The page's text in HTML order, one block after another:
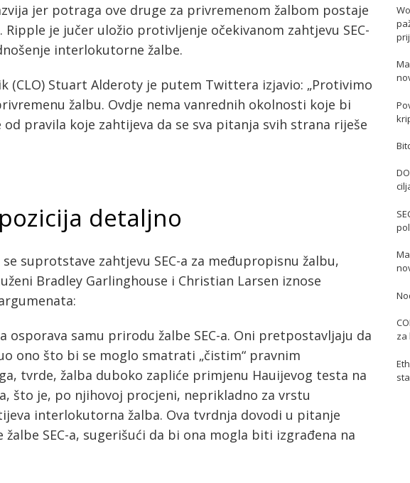
jer potraga ove druge za privremenom žalbom postaje
Ripple je jučer uložio protivljenje očekivanom zahtjevu SEC-
interlokutorne žalbe.
(CLO) Stuart Alderoty je putem Twittera izjavio: „Protivimo
žalbu. Ovdje nema vanrednih okolnosti koje bi
pravila koje zahtijeva da se sva pitanja svih strana riješe
detaljno
suprotstave zahtjevu SEC-a za međupropisnu žalbu,
Bradley Garlinghouse i Christian Larsen iznose
osporava samu prirodu žalbe SEC-a. Oni pretpostavljaju da
ono što bi se moglo smatrati „čistim“ pravnim
tvrde, žalba duboko zapliće primjenu Hauijevog testa na
što je, po njihovoj procjeni, neprikladno za vrstu
interlokutorna žalba. Ova tvrdnja dovodi u pitanje
SEC-a, sugerišući da bi ona mogla biti izgrađena na
za